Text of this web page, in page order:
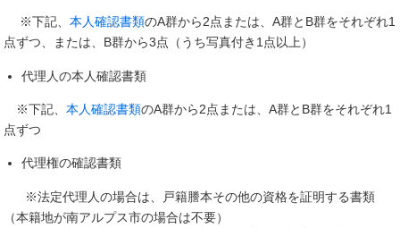
※下記、本人確認書類のA群から2点または、A群とB群をそれぞれ1
点ずつ、または、B群から3点（うち写真付き1点以上）
代理人の本人確認書類
※下記、本人確認書類のA群から2点または、A群とB群をそれぞれ1
点ずつ
代理権の確認書類
※法定代理人の場合は、戸籍謄本その他の資格を証明する書類
（本籍地が南アルプス市の場合は不要）